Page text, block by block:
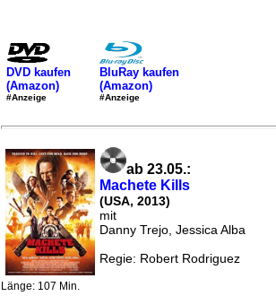
DVD kaufen
(Amazon)
#Anzeige
BluRay kaufen
(Amazon)
#Anzeige
ab 23.05.:
Machete Kills
(USA, 2013)
mit
Danny Trejo, Jessica Alba
Regie: Robert Rodriguez
Länge: 107 Min.